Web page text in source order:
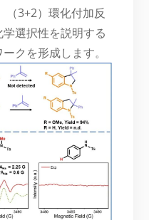
（3+2）環化付加反
選択性を説明する
クを形成します。